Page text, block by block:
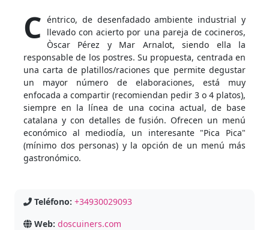
C éntrico, de desenfadado ambiente industrial y
llevado con acierto por una pareja de cocineros,
Òscar Pérez y Mar Arnalot, siendo ella la
responsable de los postres. Su propuesta, centrada en
una carta de platillos/raciones que permite degustar
un mayor número de elaboraciones, está muy
enfocada a compartir (recomiendan pedir 3 o 4 platos),
siempre en la línea de una cocina actual, de base
catalana y con detalles de fusión. Ofrecen un menú
económico al mediodía, un interesante "Pica Pica"
(mínimo dos personas) y la opción de un menú más
gastronómico.
Teléfono: +34930029093
Web: doscuiners.com